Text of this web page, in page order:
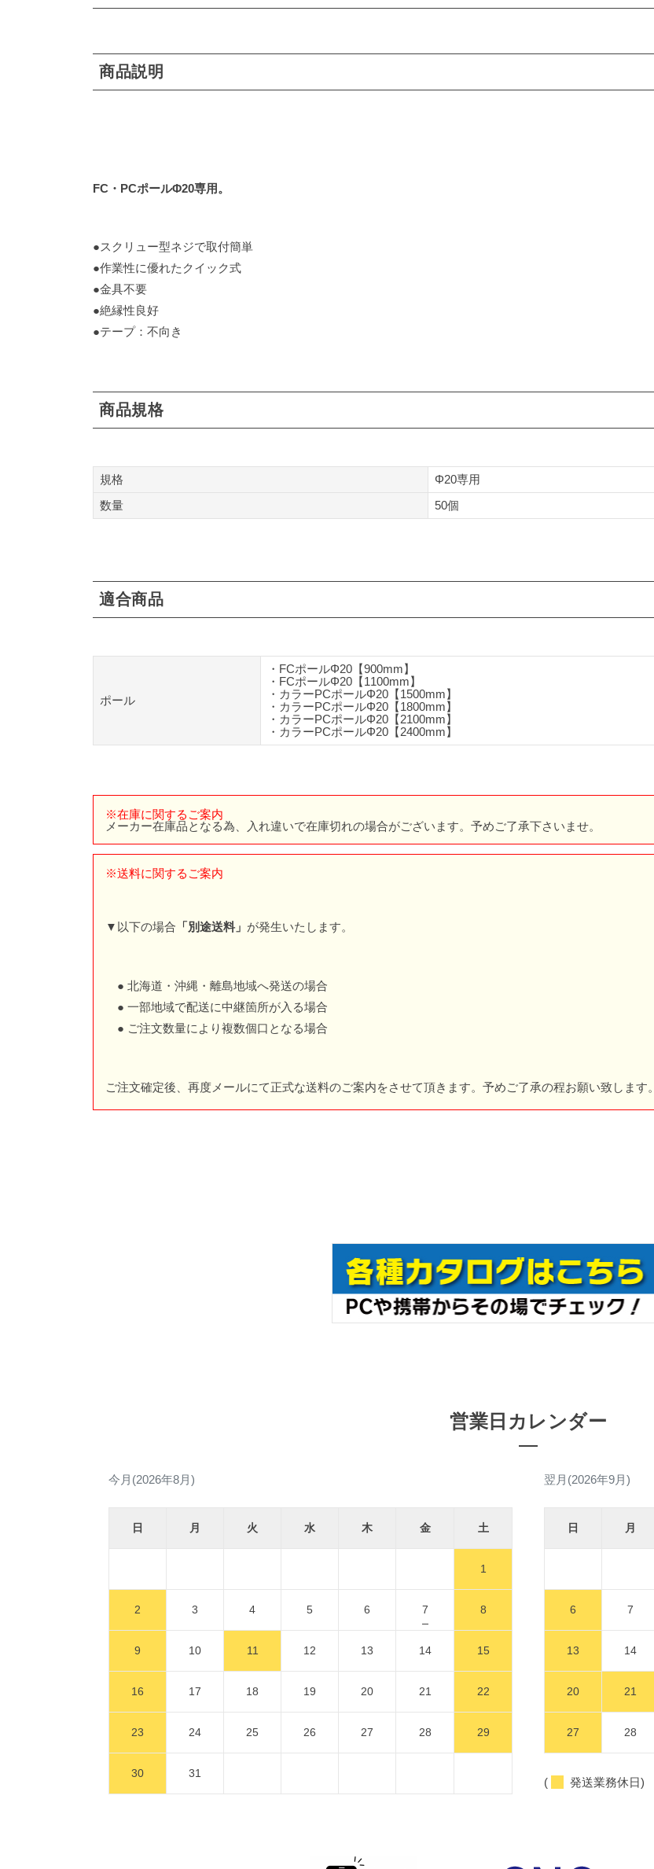
商品説明
FC・PCポールΦ20専用。
●スクリュー型ネジで取付簡単
●作業性に優れたクイック式
●金具不要
●絶縁性良好
●テープ：不向き
商品規格
規格
Φ20専用
数量
50個
適合商品
ポール
・ FCポールΦ20【900mm】
・ FCポールΦ20【1100mm】
・ カラーPCポールΦ20【1500mm】
・ カラーPCポールΦ20【1800mm】
・ カラーPCポールΦ20【2100mm】
・ カラーPCポールΦ20【2400mm】
※在庫に関するご案内
メーカー在庫品となる為、入れ違いで在庫切れの場合がございます。予めご了承下さいませ。
※送料に関するご案内
▼以下の場合 「別途送料」 が発生いたします。
● 北海道・沖縄・離島地域へ発送の場合
● 一部地域で配送に中継箇所が入る場合
● ご注文数量により複数個口となる場合
ご注文確定後、再度メールにて正式な送料のご案内をさせて頂きます。予めご了承の程お願い致します。
営業日カレンダー
今月(2026年8月)
日 月 火 水 木 金 土
1
2 3 4 5 6 7 8
9 10 11 12 13 14 15
16 17 18 19 20 21 22
23 24 25 26 27 28 29
30 31
翌月(2026年9月)
日 月
6 7
13 14
20 21
27 28
( 発送業務休日)